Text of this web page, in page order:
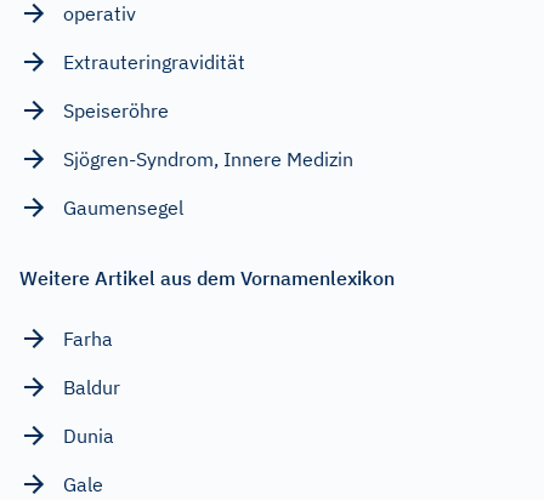
operativ
Extrauteringravidität
Speiseröhre
Sjögren-Syndrom, Innere Medizin
Gaumensegel
Weitere Artikel aus dem Vornamenlexikon
Farha
Baldur
Dunia
Gale